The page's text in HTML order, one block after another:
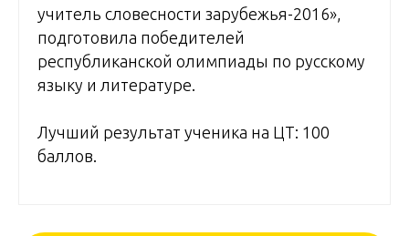
учитель словесности зарубежья-2016»,
подготовила победителей
республиканской олимпиады по русскому
языку и литературе.
Лучший результат ученика на ЦТ: 100
баллов.